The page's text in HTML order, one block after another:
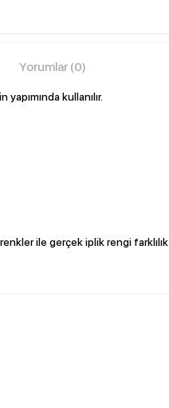
Yorumlar (0)
kullanılır.
ile gerçek iplik rengi farklılık